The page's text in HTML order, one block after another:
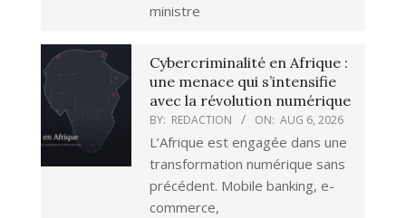
ministre
Cybercriminalité en Afrique :
une menace qui s’intensifie
avec la révolution numérique
BY: REDACTION ON: AUG 6, 2026
L’Afrique est engagée dans une
transformation numérique sans
précédent. Mobile banking, e-
commerce,